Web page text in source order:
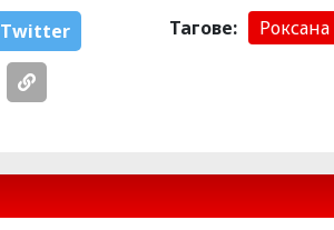
Тwitter Тагове: Роксана